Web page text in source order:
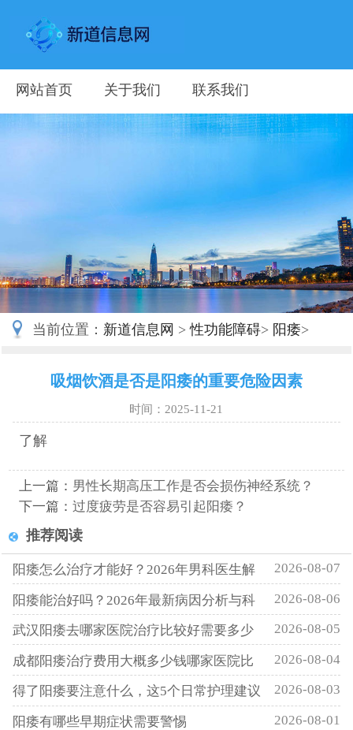
网站首页 关于我们 联系我们
当前位置： 新道信息网 >性功能障碍> 阳痿>
吸烟饮酒是否是阳痿的重要危险因素
时间：2025-11-21
了解
上一篇： 男性长期高压工作是否会损伤神经系统？
下一篇： 过度疲劳是否容易引起阳痿？
推荐阅读
阳痿怎么治疗才能好？2026年男科医生解 2026-08-07
阳痿能治好吗？2026年最新病因分析与科 2026-08-06
武汉阳痿去哪家医院治疗比较好需要多少 2026-08-05
成都阳痿治疗费用大概多少钱哪家医院比 2026-08-04
得了阳痿要注意什么，这5个日常护理建议 2026-08-03
阳痿有哪些早期症状需要警惕 2026-08-01